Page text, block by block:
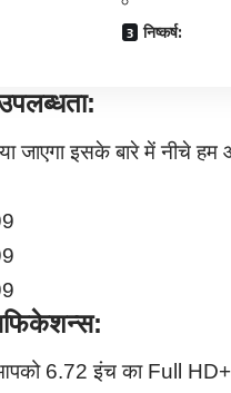
निष्कर्ष:
जाएगा इसके बारे में नीचे
6.72 इंच का Full